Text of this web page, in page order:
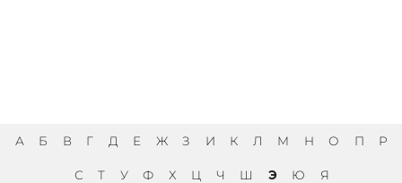
А Б В Г Д Е Ж З И К Л М Н О П Р
С Т У Ф Х Ц Ч Ш Э Ю Я